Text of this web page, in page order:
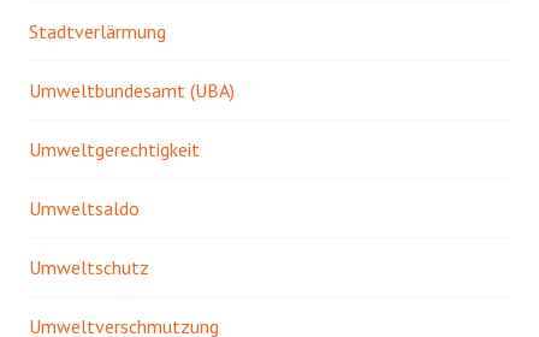
Stadtverlärmung
Umweltbundesamt (UBA)
Umweltgerechtigkeit
Umweltsaldo
Umweltschutz
Umweltverschmutzung